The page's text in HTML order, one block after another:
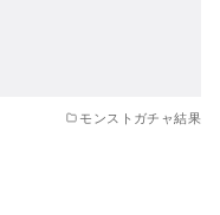
モンストガチャ結果